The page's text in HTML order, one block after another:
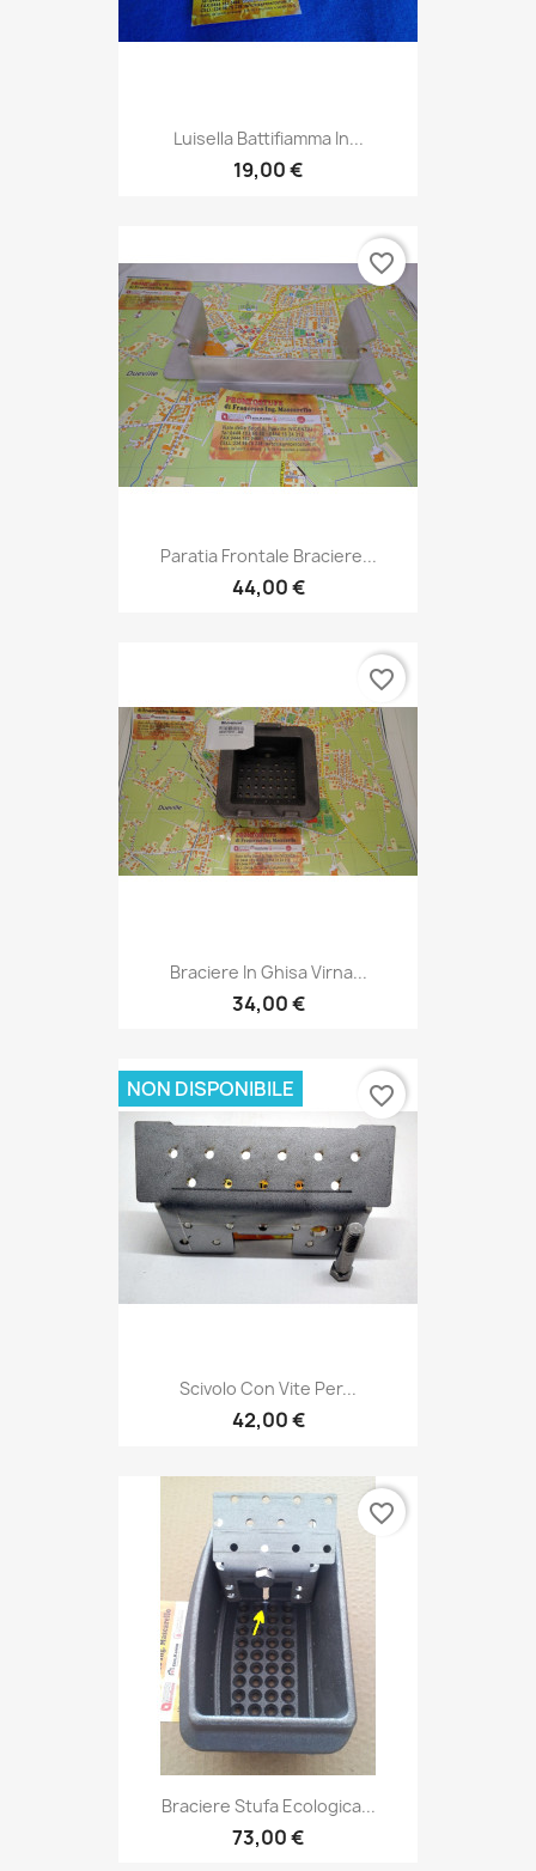
Luisella Battifiamma In...
19,00 €
Paratia Frontale Braciere...
44,00 €
favorite_border
Braciere In Ghisa Virna...
34,00 €
favorite_border
Scivolo Con Vite Per...
42,00 €
NON DISPONIBILE favorite_border
Braciere Stufa Ecologica...
73,00 €
favorite_border